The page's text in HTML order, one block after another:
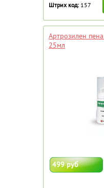
Штрих код: 157
Артрозилен
25мл
499 руб